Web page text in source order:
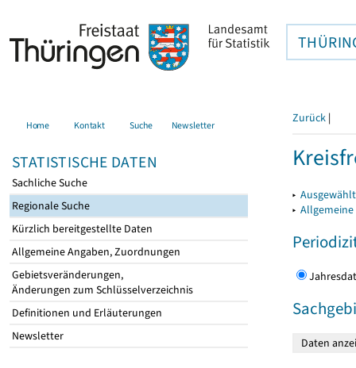
Home Kontakt Suche Newsletter
STATISTISCHE DATEN
Sachliche Suche
Regionale Suche
Kürzlich bereitgestellte Daten
Allgemeine Angaben, Zuordnungen
Gebietsveränderungen,
Änderungen zum Schlüsselverzeichnis
Definitionen und Erläuterungen
Newsletter
Zurück |
▸
▸